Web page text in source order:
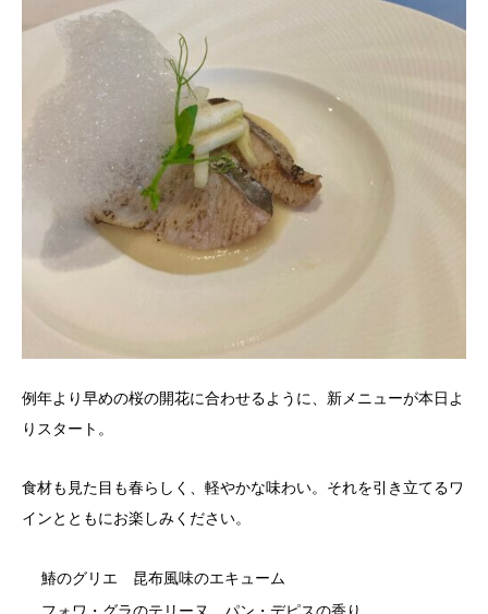
例年より早めの桜の開花に合わせるように、新メニューが本日よ
りスタート。
食材も見た目も春らしく、軽やかな味わい。それを引き立てるワ
インとともにお楽しみください。
鰆のグリエ 昆布風味のエキューム